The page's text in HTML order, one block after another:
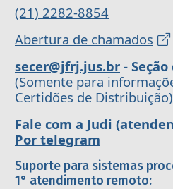
(21) 2282-8854
Abertura de chamados
secer@jfrj.jus.br -
(Somente para
Certidões de Distribuição)
Fale com a Judi
Por telegram
Suporte para sistemas
1° atendimento remoto: